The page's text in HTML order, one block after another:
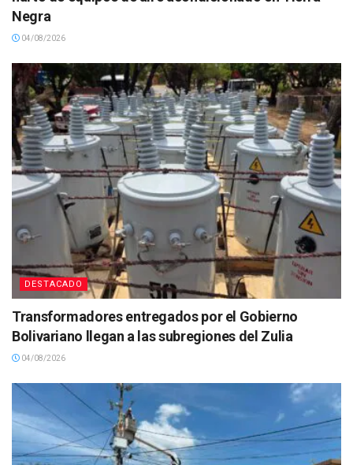
Negra
04/08/2026
DESTACADO
Transformadores entregados por el Gobierno
Bolivariano llegan a las subregiones del Zulia
04/08/2026